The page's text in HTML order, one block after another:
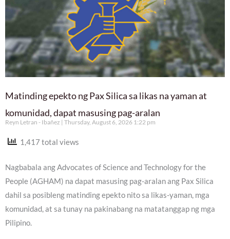
Matinding epekto ng Pax Silica sa likas na yaman at
komunidad, dapat masusing pag-aralan
Reyn Letran - Ibañez Thursday, August 6, 2026 1:22 pm
1,417 total views
Nagbabala ang Advocates of Science and Technology for the
People (AGHAM) na dapat masusing pag-aralan ang Pax Silica
dahil sa posibleng matinding epekto nito sa likas-yaman, mga
komunidad, at sa tunay na pakinabang na matatanggap ng mga
Pilipino.